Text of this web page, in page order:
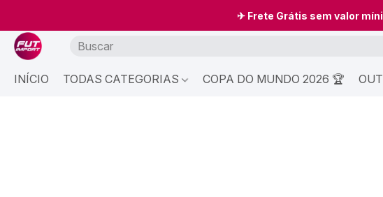
✈ Frete Grátis sem valor
INÍCIO TODAS CATEGORIAS COPA DO MUNDO 2026 🏆